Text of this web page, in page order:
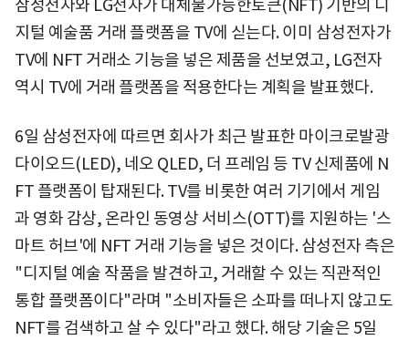
삼성전자와 LG전자가 대체불가능한토큰(NFT) 기반의 디
지털 예술품 거래 플랫폼을 TV에 싣는다. 이미 삼성전자가
TV에 NFT 거래소 기능을 넣은 제품을 선보였고, LG전자
역시 TV에 거래 플랫폼을 적용한다는 계획을 발표했다.
6일 삼성전자에 따르면 회사가 최근 발표한 마이크로발광
다이오드(LED), 네오 QLED, 더 프레임 등 TV 신제품에 N
FT 플랫폼이 탑재된다. TV를 비롯한 여러 기기에서 게임
과 영화 감상, 온라인 동영상 서비스(OTT)를 지원하는 '스
마트 허브'에 NFT 거래 기능을 넣은 것이다. 삼성전자 측은
"디지털 예술 작품을 발견하고, 거래할 수 있는 직관적인
통합 플랫폼이다"라며 "소비자들은 소파를 떠나지 않고도
NFT를 검색하고 살 수 있다"라고 했다. 해당 기술은 5일